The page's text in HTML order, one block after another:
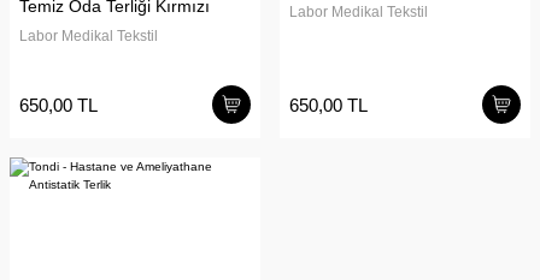
Temiz Oda Terliği Kırmızı
Labor Medikal Tekstil
650,00 TL
Labor Medikal Tekstil
650,00 TL